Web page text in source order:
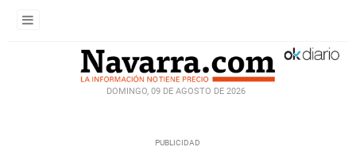
DOMINGO, 09 DE AGOSTO DE 2026